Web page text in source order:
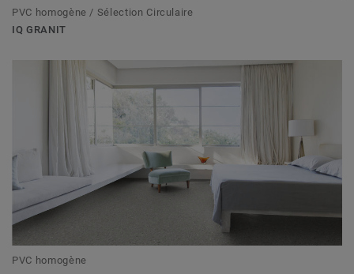
PVC homogène / Sélection Circulaire
IQ GRANIT
PVC homogène